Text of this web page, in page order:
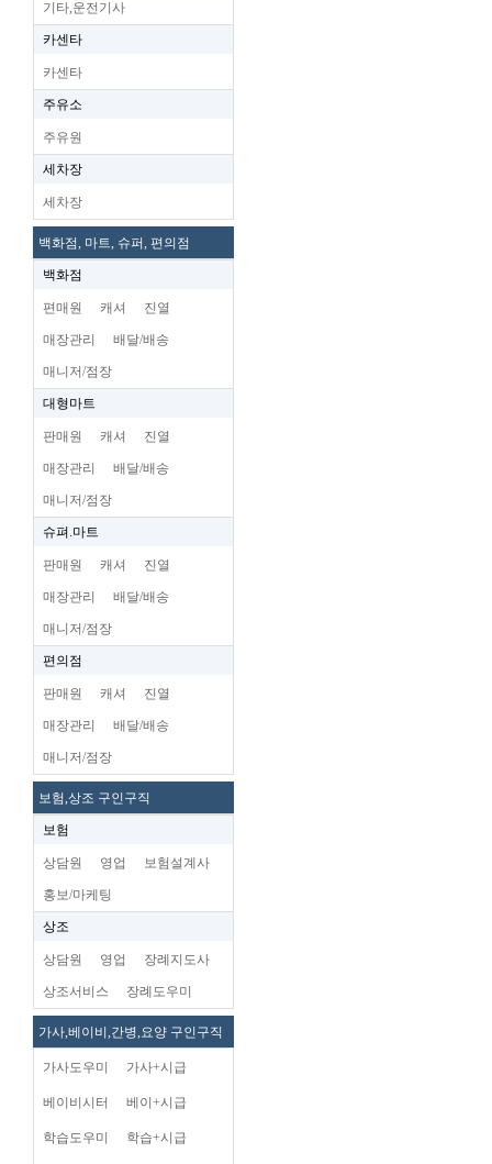
기타,운전기사
카센타
카센타
주유소
주유원
세차장
세차장
백화점, 마트, 슈퍼, 편의점
백화점
편매원 캐셔 진열
매장관리 배달/배송
매니저/점장
대형마트
판매원 캐셔 진열
매장관리 배달/배송
매니저/점장
슈펴.마트
판매원 캐셔 진열
매장관리 배달/배송
매니저/점장
편의점
판매원 캐셔 진열
매장관리 배달/배송
매니저/점장
보험,상조 구인구직
보험
상담원 영업 보험설계사
홍보/마케팅
상조
상담원 영업 장례지도사
상조서비스 장례도우미
가사,베이비,간병,요양 구인구직
가사도우미 가사+시급
베이비시터 베이+시급
학습도우미 학습+시급